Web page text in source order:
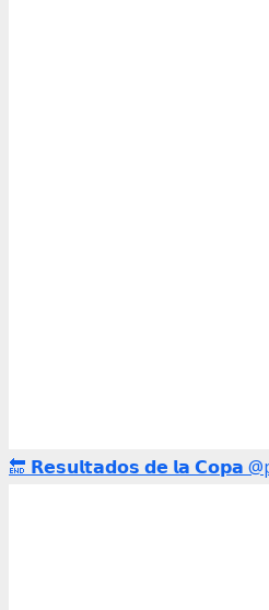
🔚 𝗥𝗲𝘀𝘂𝗹𝘁𝗮𝗱𝗼𝘀 𝗱𝗲 𝗹𝗮 𝗖𝗼𝗽𝗮